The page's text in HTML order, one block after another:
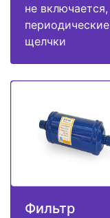
не включается,
периодические
щелчки
Фильтр